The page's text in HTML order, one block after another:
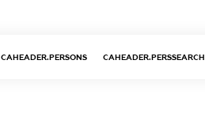
CAHEADER.PERSONS CAHEADER.PERSSEARCH